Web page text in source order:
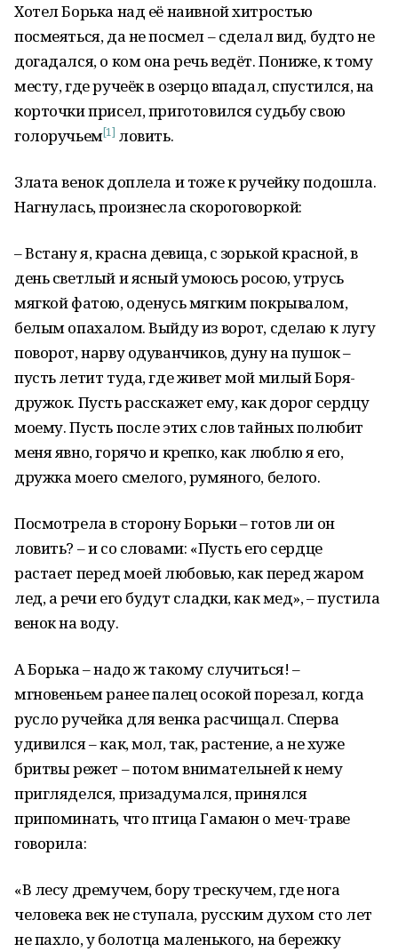
Хотел Борька над её наивной хитростью
посмеяться, да не посмел – сделал вид, будто не
догадался, о ком она речь ведёт. Пониже, к тому
месту, где ручеёк в озерцо впадал, спустился, на
корточки присел, приготовился судьбу свою
голоручьем[1] ловить.
Злата венок доплела и тоже к ручейку подошла.
Нагнулась, произнесла скороговоркой:
– Встану я, красна девица, с зорькой красной, в
день светлый и ясный умоюсь росою, утрусь
мягкой фатою, оденусь мягким покрывалом,
белым опахалом. Выйду из ворот, сделаю к лугу
поворот, нарву одуванчиков, дуну на пушок –
пусть летит туда, где живет мой милый Боря-
дружок. Пусть расскажет ему, как дорог сердцу
моему. Пусть после этих слов тайных полюбит
меня явно, горячо и крепко, как люблю я его,
дружка моего смелого, румяного, белого.
Посмотрела в сторону Борьки – готов ли он
ловить? – и со словами: «Пусть его сердце
растает перед моей любовью, как перед жаром
лед, а речи его будут сладки, как мед», – пустила
венок на воду.
А Борька – надо ж такому случиться! –
мгновеньем ранее палец осокой порезал, когда
русло ручейка для венка расчищал. Сперва
удивился – как, мол, так, растение, а не хуже
бритвы режет – потом внимательней к нему
пригляделся, призадумался, принялся
припоминать, что птица Гамаюн о меч-траве
говорила:
«В лесу дремучем, бору трескучем, где нога
человека век не ступала, русским духом сто лет
не пахло, у болотца маленького, на бережку